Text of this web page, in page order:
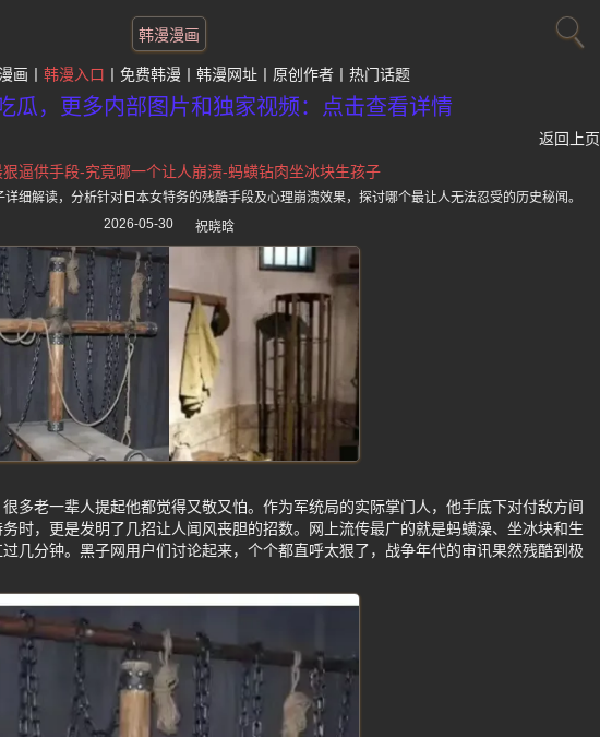
韩漫漫画
画 韩漫入口 免费韩漫 韩漫网址 原创作者 热门话题
瓜，更多内部图片和独家视频：点击查看详情
返回上页
逼供手段-究竟哪一个让人崩溃-蚂蟥钻肉坐冰块生孩子
细解读，分析针对日本女特务的残酷手段及心理崩溃效果，探讨哪个最让人无法忍受的历史秘闻。
2026-05-30
祝晓晗
多老一辈人提起他都觉得又敬又怕。作为军统局的实际掌门人，他手底下对付敌方间
时，更是发明了几招让人闻风丧胆的招数。网上流传最广的就是蚂蟥澡、坐冰块和生
几分钟。黑子网用户们讨论起来，个个都直呼太狠了，战争年代的审讯果然残酷到极